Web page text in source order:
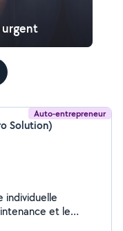
urgent
Auto-entrepreneur
Solution)
individuelle
et le